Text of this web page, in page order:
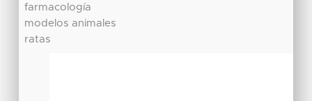
farmacología
modelos animales
ratas